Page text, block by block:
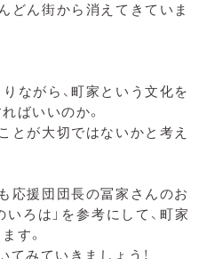
どん街から消えてきていま
ながら、町家という文化を
ばいいのか。
とが大切ではないかと考え
応援団団長の冨家さんのお
いろは」を参考にして、町家
す。
てみていきましょう！